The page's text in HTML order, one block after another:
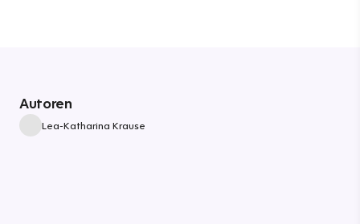
Autoren
Lea-Katharina Krause